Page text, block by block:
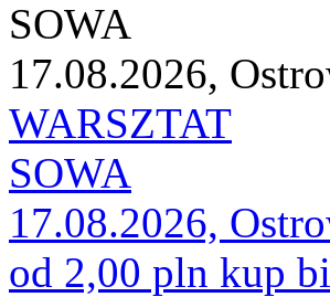
SOWA
17.08.2026,
WARSZTAT
SOWA
17.08.2026,
od 2,00 pln kup